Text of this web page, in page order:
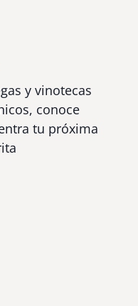
y vinotecas
conoce
tu próxima